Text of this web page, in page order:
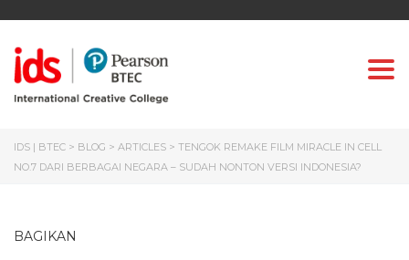
IDS | BTEC > BLOG > ARTICLES > TENGOK REMAKE FILM MIRACLE IN CELL
NO.7 DARI BERBAGAI NEGARA – SUDAH NONTON VERSI INDONESIA?
BAGIKAN